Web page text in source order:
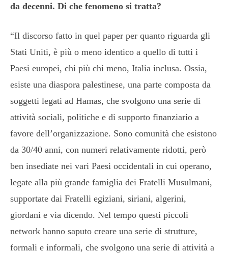
da decenni. Di che fenomeno si tratta?
“Il discorso fatto in quel paper per quanto riguarda gli
Stati Uniti, è più o meno identico a quello di tutti i
Paesi europei, chi più chi meno, Italia inclusa. Ossia,
esiste una diaspora palestinese, una parte composta da
soggetti legati ad Hamas, che svolgono una serie di
attività sociali, politiche e di supporto finanziario a
favore dell’organizzazione. Sono comunità che esistono
da 30/40 anni, con numeri relativamente ridotti, però
ben insediate nei vari Paesi occidentali in cui operano,
legate alla più grande famiglia dei Fratelli Musulmani,
supportate dai Fratelli egiziani, siriani, algerini,
giordani e via dicendo. Nel tempo questi piccoli
network hanno saputo creare una serie di strutture,
formali e informali, che svolgono una serie di attività a